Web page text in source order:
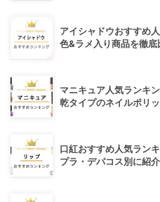
アイシャドウおすすめ
色&ラメ入り商品を徹底
マニキュア人気ランキ
乾タイプのネイルポリ
口紅おすすめ人気ラン
プラ・デパコス別に紹介